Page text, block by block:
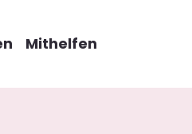
Mithelfen